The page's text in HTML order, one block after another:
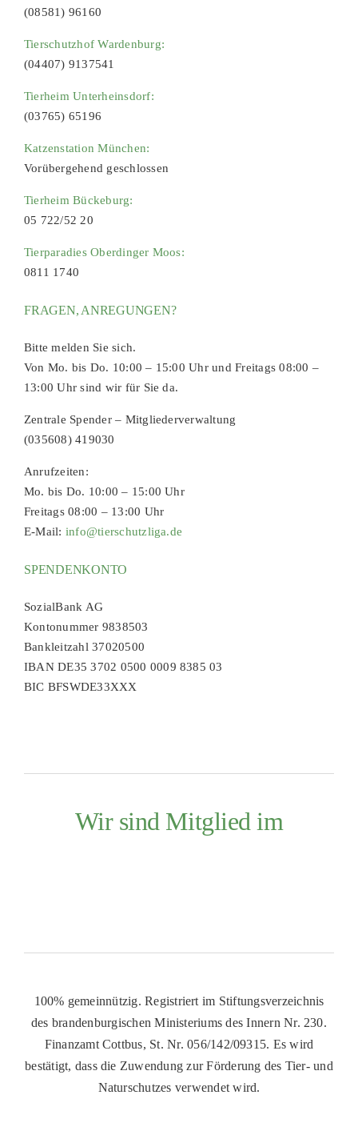
(08581) 96160
Tierschutzhof Wardenburg:
(04407) 9137541
Tierheim Unterheinsdorf:
(03765) 65196
Katzenstation München:
Vorübergehend geschlossen
Tierheim Bückeburg:
05 722/52 20
Tierparadies Oberdinger Moos:
0811 1740
FRAGEN, ANREGUNGEN?
Bitte melden Sie sich.
Von Mo. bis Do. 10:00 – 15:00 Uhr und Freitags 08:00 –
13:00 Uhr sind wir für Sie da.
Zentrale Spender – Mitgliederverwaltung
(035608) 419030
Anrufzeiten:
Mo. bis Do. 10:00 – 15:00 Uhr
Freitags 08:00 – 13:00 Uhr
E-Mail: info@tierschutzliga.de
SPENDENKONTO
SozialBank AG
Kontonummer 9838503
Bankleitzahl 37020500
IBAN DE35 3702 0500 0009 8385 03
BIC BFSWDE33XXX
Wir sind Mitglied im
100% gemeinnützig. Registriert im Stiftungsverzeichnis
des brandenburgischen Ministeriums des Innern Nr. 230.
Finanzamt Cottbus, St. Nr. 056/142/09315. Es wird
bestätigt, dass die Zuwendung zur Förderung des Tier- und
Naturschutzes verwendet wird.